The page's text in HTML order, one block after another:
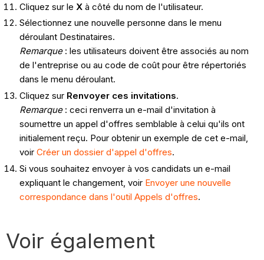
Cliquez sur le Xà côté du nom de l'utilisateur.
Sélectionnez une nouvelle personne dans le menu
déroulant Destinataires.
Remarque: les utilisateurs doivent être associés au nom
de l'entreprise ou au code de coût pour être répertoriés
dans le menu déroulant.
Cliquez sur Renvoyer ces invitations.
Remarque: ceci renverra un e-mail d'invitation à
soumettre un appel d'offres semblable à celui qu'ils ont
initialement reçu. Pour obtenir un exemple de cet e-mail,
voir Créer un dossier d'appel d'offres.
Si vous souhaitez envoyer à vos candidats un e-mail
expliquant le changement, voir Envoyer une nouvelle
correspondance dans l'outil Appels d'offres.
Voir également